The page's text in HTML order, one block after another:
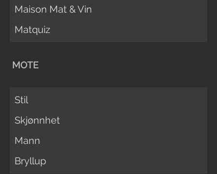
Maison Mat & Vin
Matquiz
MOTE
Stil
Skjønnhet
Mann
Bryllup